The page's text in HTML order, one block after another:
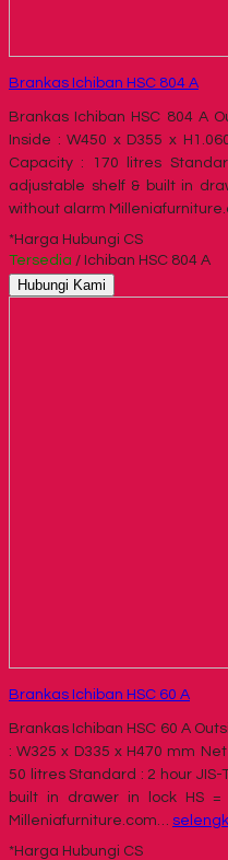
Brankas Ichiban HSC 804 A
Brankas Ichiban HSC 804 A
Inside : W450 x D355 x
Capacity : 170 litres
adjustable shelf & built in
without alarm
*Harga Hubungi CS
Tersedia / Ichiban HSC 804 A
Hubungi Kami
Brankas Ichiban HSC 60 A
Brankas Ichiban HSC 60 A
: W325 x D335 x H470 mm
50 litres Standard : 2 hour
built in drawer in lock HS
Milleniafurniture.com…
*Harga Hubungi CS